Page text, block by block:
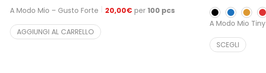
A Modo Mio – Gusto Forte 20,00€ per 100 pcs
AGGIUNGI AL CARRELLO
A Modo Mio Tiny
SCEGLI